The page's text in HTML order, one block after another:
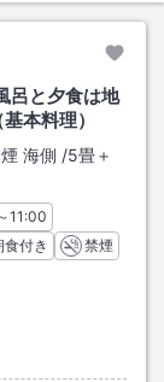
呂と夕食は地
本料理）
海側 /5畳＋
ェックアウト
11:00
食付き
禁煙